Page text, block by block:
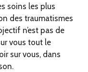
soins les plus
des traumatismes
n’est pas de
vous tout le
sur vous, dans